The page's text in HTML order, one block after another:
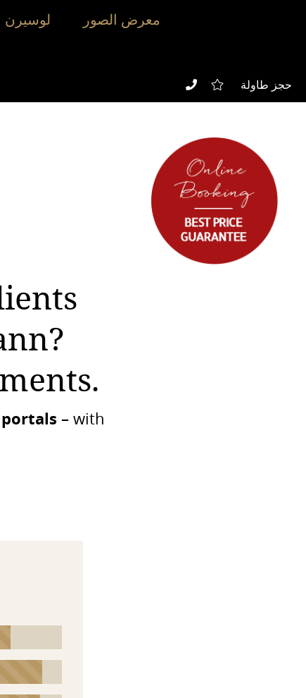
لوسيرن معرض الصور
حجز طاولة
– with